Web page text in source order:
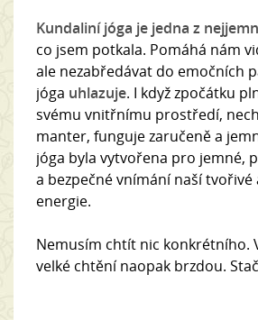
Kundaliní jóga je jedna z
co jsem potkala. Pomáhá nám
ale nezabředávat do emočních
jóga uhlazuje. I když zpočátku
svému vnitřnímu prostředí,
manter, funguje zaručeně a
jóga byla vytvořena pro jemné,
a bezpečné vnímání naší tvořivé
energie.
Nemusím chtít nic konkrétního.
velké chtění naopak brzdou.